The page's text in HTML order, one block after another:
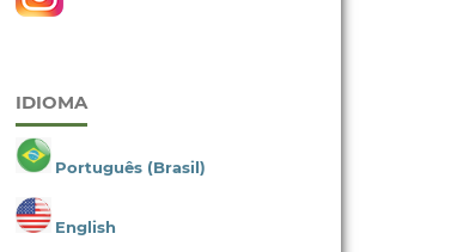
IDIOMA
Português (Brasil)
English